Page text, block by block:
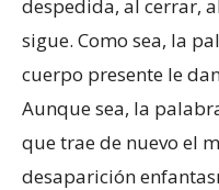
despedida, al cerrar,
sigue. Como sea, la
cuerpo presente le
Aunque sea, la
que trae de nuevo el
desaparición